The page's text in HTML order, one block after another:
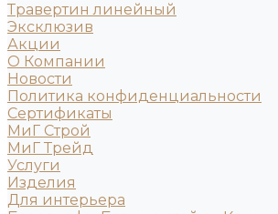
Травертин линейный
Эксклюзив
Акции
О Компании
Новости
Политика конфиденциальности
Сертификаты
МиГ Строй
МиГ Трейд
Услуги
Изделия
Для интерьера